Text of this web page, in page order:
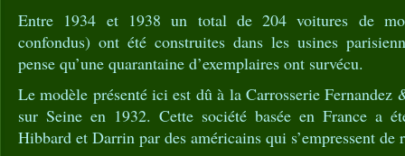
Entre 1934 et 1938 un total de 204 voitures de
confondus) ont été construites dans les usines
pense qu’une quarantaine d’exemplaires ont survécu.
Le modèle présenté ici est dû à la Carrosserie
sur Seine en 1932. Cette société basée en France a
Hibbard et Darrin par des américains qui s’empressent de